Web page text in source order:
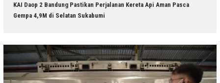
KAI Daop 2 Bandung Pastikan Perjalanan Kereta Api Aman Pasca
Gempa 4,9M di Selatan Sukabumi